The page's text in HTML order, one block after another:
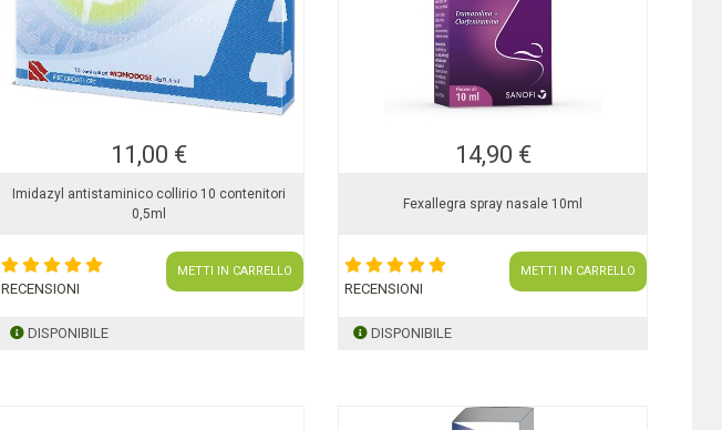
11,00 €
Imidazyl antistaminico collirio 10 contenitori
0,5ml
RECENSIONI
METTI IN CARRELLO
DISPONIBILE
14,90 €
Fexallegra spray nasale 10ml
RECENSIONI
METTI IN CARRELLO
DISPONIBILE